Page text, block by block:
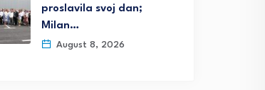
proslavila svoj dan;
Milan…
August 8, 2026